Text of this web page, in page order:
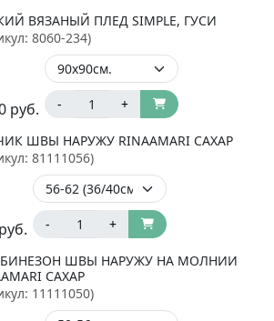
ВЯЗАНЫЙ ПЛЕД SIMPLE, ГУСИ
8060-234)
руб. - +
ШВЫ НАРУЖУ RINAAMARI САХАР
81111056)
руб. - +
ШВЫ НАРУЖУ НА МОЛНИИ
САХАР
11111050)